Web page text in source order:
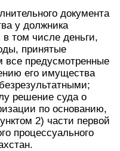
документа
у должника
том числе деньги,
принятые
все предусмотренные
его имущества
решение суда о
по основанию,
2) части первой
процессуального